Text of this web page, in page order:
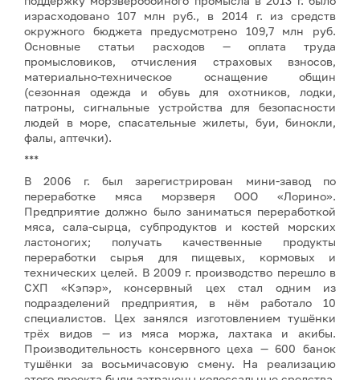
израсходовано 107 млн руб., в 2014 г. из средств
окружного бюджета предусмотрено 109,7 млн руб.
Основные статьи расходов — оплата труда
промысловиков, отчисления страховых взносов,
материально-техническое оснащение общин
(сезонная одежда и обувь для охотников, лодки,
патроны, сигнальные устройства для безопасности
людей в море, спасательные жилеты, буи, бинокли,
фалы, аптечки).
***
В 2006 г. был зарегистрирован мини-завод по
переработке мяса морзверя ООО «Лорино».
Предприятие должно было заниматься переработкой
мяса, сала-сырца, субпродуктов и костей морских
ластоногих; получать качественные продукты
переработки сырья для пищевых, кормовых и
технических целей. В 2009 г. производство перешло в
СХП «Кэпэр», консервный цех стал одним из
подразделений предприятия, в нём работало 10
специалистов. Цех занялся изготовлением тушёнки
трёх видов — из мяса моржа, лахтака и акибы.
Производительность консервного цеха — 600 банок
тушёнки за восьмичасовую смену. На реализацию